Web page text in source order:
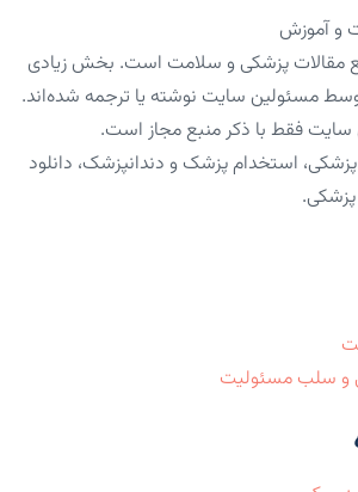
و آموزش
مقالات پزشکی و سلامت است. بخش زیادی
مسئولین سایت نوشته یا ترجمه شده‌اند.
سایت فقط با ذکر منبع مجاز است.
استخدام پزشک و دندانپزشک، دانلود
و سلب مسئولیت